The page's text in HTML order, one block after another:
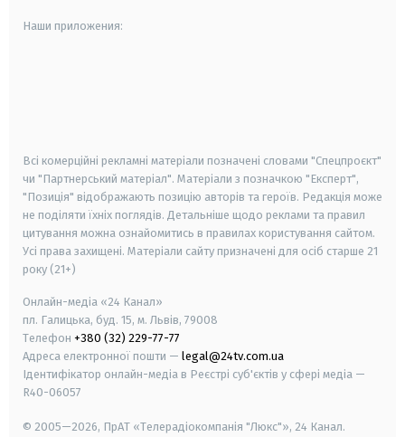
Наши приложения:
Всі комерційні рекламні матеріали позначені словами "Спецпроєкт"
чи "Партнерський матеріал". Матеріали з позначкою "Експерт",
"Позиція" відображають позицію авторів та героїв. Редакція може
не поділяти їхніх поглядів. Детальніше щодо реклами та правил
цитування можна ознайомитись в правилах користування сайтом.
Усі права захищені. Матеріали сайту призначені для осіб старше 21
року (21+)
Онлайн-медіа «24 Канал»
пл. Галицька, буд. 15, м. Львів, 79008
Телефон +380 (32) 229-77-77
Адреса електронної пошти — legal@24tv.com.ua
Ідентифікатор онлайн-медіа в Реєстрі суб'єктів у сфері медіа —
R40-06057
© 2005—2026, ПрАТ «Телерадіокомпанія "Люкс"», 24 Канал.